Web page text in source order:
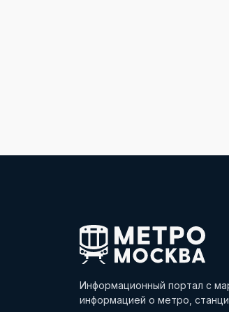
Информационный портал с
информацией о метро,